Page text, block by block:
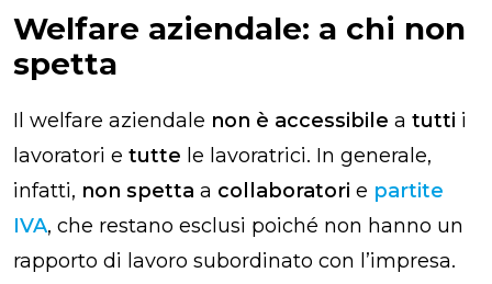
Welfare aziendale: a chi non
spetta
Il welfare aziendale non è accessibile a tutti i
lavoratori e tutte le lavoratrici. In generale,
infatti, non spetta a collaboratori e partite
IVA, che restano esclusi poiché non hanno un
rapporto di lavoro subordinato con l’impresa.